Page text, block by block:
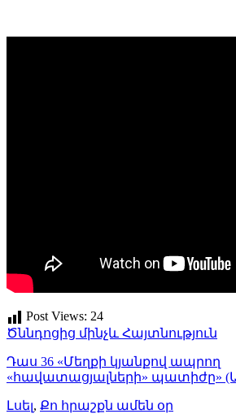
Post Views: 24
Ծննդոցից մինչև Հայտնություն
Դաս 36 «Մեղքի կյանքով ապրող
«հավատացյալների» պատիժը»
Լսել, Քո հրաշքն ամեն օր